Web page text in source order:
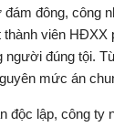
đông, công
viên HĐXX
đúng tội.
mức án
độc lập, công ty